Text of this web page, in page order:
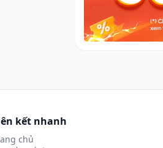
kết nhanh
chủ